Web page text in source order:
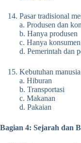
Pasar tradisional
a. Produsen dan
b. Hanya produsen
c. Hanya konsumen
d. Pemerintah dan
Kebutuhan
a. Hiburan
b. Transportasi
c. Makanan
d. Pakaian
Bagian 4: Sejarah dan